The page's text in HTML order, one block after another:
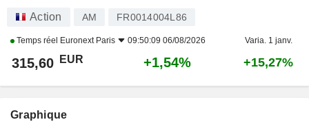
Action AM FR0014004L86
Temps réel Euronext Paris 09:50:09 06/08/2026 Varia. 1 janv.
315,60 EUR +1,54% +15,27%
Graphique